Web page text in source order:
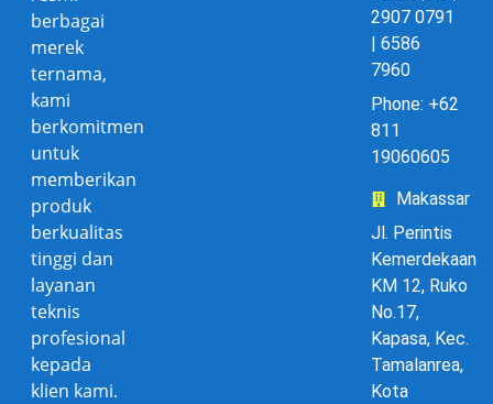
berbagai
merek
ternama,
kami
berkomitmen
untuk
memberikan
produk
berkualitas
tinggi dan
layanan
teknis
profesional
kepada
klien kami.
2907 0791
| 6586
7960
Phone: +62
811
19060605
Makassar
Jl. Perintis
Kemerdekaan
KM 12, Ruko
No.17,
Kapasa, Kec.
Tamalanrea,
Kota